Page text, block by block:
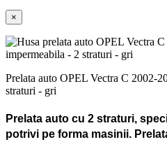
×
Prelata auto OPEL Vectra C 2002-
straturi - gri
Prelata auto cu 2 straturi,
potrivi pe forma masinii.